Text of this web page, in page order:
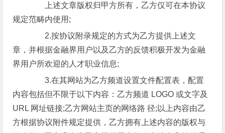
上述文章版权归甲方所有，乙方仅可在本协议
规定范畴内使用;
2.按协议附录规定的方式为乙方提供上述文
章，并根据金融界用户以及乙方的反馈积极开发为金融
界用户所欢迎的人才职业信息;
3.在其网站为乙方频道设置文件配置表，配置
内容包括但不限于以下内容：乙方频道 LOGO 或文字及
URL 网址链接;乙方网站主页的网络路 径;以上内容由乙
方根据协议附件规定提供，乙方拥有上述内容的版权与